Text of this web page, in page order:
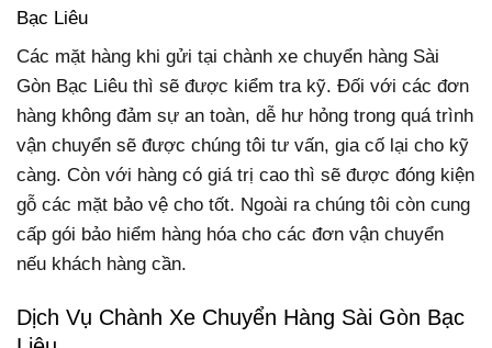
Bạc Liêu
Các mặt hàng khi gửi tại chành xe chuyển hàng Sài
Gòn Bạc Liêu thì sẽ được kiểm tra kỹ. Đối với các đơn
hàng không đảm sự an toàn, dễ hư hỏng trong quá trình
vận chuyển sẽ được chúng tôi tư vấn, gia cố lại cho kỹ
càng. Còn với hàng có giá trị cao thì sẽ được đóng kiện
gỗ các mặt bảo vệ cho tốt. Ngoài ra chúng tôi còn cung
cấp gói bảo hiểm hàng hóa cho các đơn vận chuyển
nếu khách hàng cần.
Dịch Vụ Chành Xe Chuyển Hàng Sài Gòn Bạc